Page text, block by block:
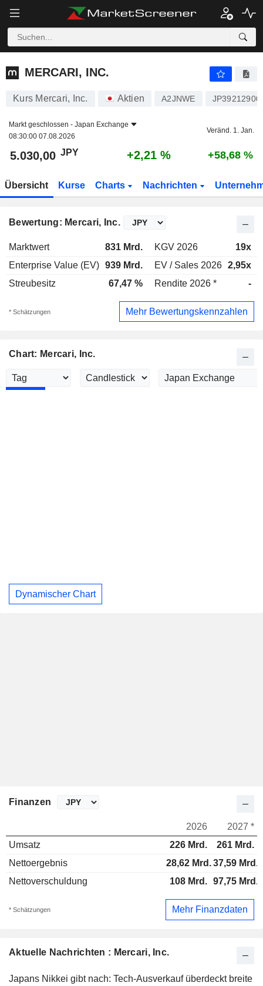
MERCARI, INC.
MERCARI, INC.
Kurs Mercari, Inc. Aktien A2JNWE
Markt geschlossen - Japan Exchange
08:30:00 07.08.2026
Veränd. 1. Jan.
5.030,00 JPY +2,21 % +58,68 %
Übersicht Kurse Charts Nachrichten
Bewertung: Mercari, Inc.
Marktwert 831 Mrd. KGV 2026
19x
Enterprise Value (EV) 939 Mrd. EV / Sales 2026 2,95x
Streubesitz
67,47 % Rendite 2026 * -
* Schätzungen Mehr Bewertungskennzahlen
Chart: Mercari, Inc.
Dynamischer Chart
Aktuelle Nachrichten : Mercari, Inc.
Japans Nikkei gibt nach: Tech-Ausverkauf überdeckt breite
Finanzen
2026
2027 *
Umsatz
226 Mrd.
261 Mrd.
Nettoergebnis
28,62 Mrd.37,59 Mrd.
Nettoverschuldung
108 Mrd. 97,75 Mrd.
* Schätzungen Mehr Finanzdaten